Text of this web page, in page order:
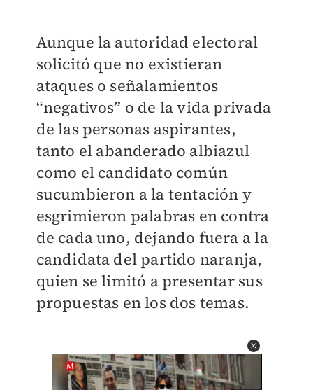
Aunque la autoridad electoral
solicitó que no existieran
ataques o señalamientos
“negativos” o de la vida privada
de las personas aspirantes,
tanto el abanderado albiazul
como el candidato común
sucumbieron a la tentación y
esgrimieron palabras en contra
de cada uno, dejando fuera a la
candidata del partido naranja,
quien se limitó a presentar sus
propuestas en los dos temas.